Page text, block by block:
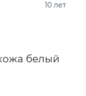
10 лет
белый